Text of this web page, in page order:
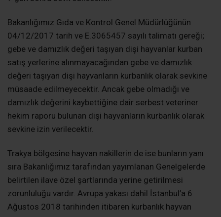
Bakanlığımız Gıda ve Kontrol Genel Müdürlüğünün
04/12/2017 tarih ve E.3065457 sayılı talimatı gereği;
gebe ve damızlık değeri taşıyan dişi hayvanlar kurban
satış yerlerine alınmayacağından gebe ve damızlık
değeri taşıyan dişi hayvanların kurbanlık olarak sevkine
müsaade edilmeyecektir. Ancak gebe olmadığı ve
damızlık değerini kaybettiğine dair serbest veteriner
hekim raporu bulunan dişi hayvanların kurbanlık olarak
sevkine izin verilecektir.
Trakya bölgesine hayvan nakillerin de ise bunların yanı
sıra Bakanlığımız tarafından yayımlanan Genelgelerde
belirtilen ilave özel şartlarında yerine getirilmesi
zorunluluğu vardır. Avrupa yakası dahil İstanbul’a 6
Ağustos 2018 tarihinden itibaren kurbanlık hayvan